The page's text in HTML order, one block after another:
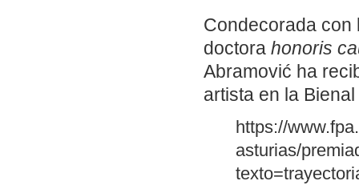
Condecorada con
doctora honoris
Abramović ha
artista en la
https://
asturias/